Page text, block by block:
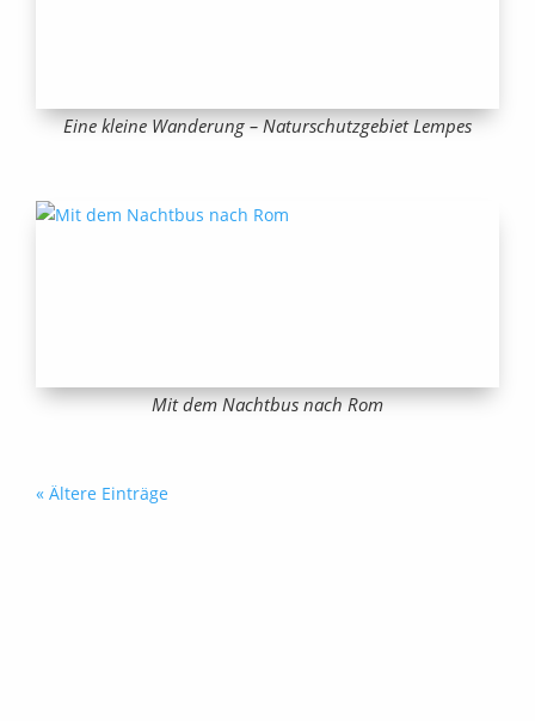
Eine kleine Wanderung – Naturschutzgebiet Lempes
Mit dem Nachtbus nach Rom
« Ältere Einträge